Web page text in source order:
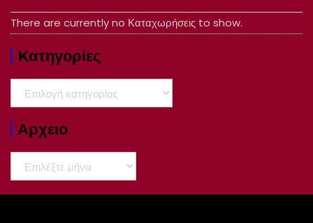
There are currently no Καταχωρήσεις to show.
Kατηγορίες
Kατηγορίες
Αρχειο
Αρχειο